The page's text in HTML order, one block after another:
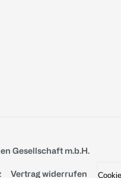
Gesellschaft m.b.H.
Vertrag widerrufen